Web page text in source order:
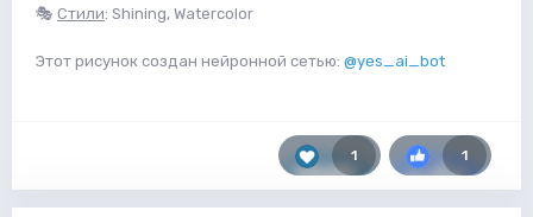
🎭 Стили: Shining, Watercolor
Этот рисунок создан нейронной сетью: @yes_ai_bot
1 1